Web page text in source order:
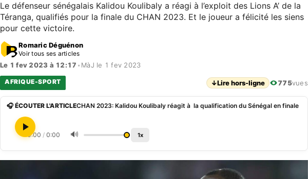
Le défenseur sénégalais Kalidou Koulibaly a réagi à l’exploit des Lions A’ de la
Téranga, qualifiés pour la finale du CHAN 2023. Et le joueur a félicité les siens
pour cette victoire.
Romaric Déguénon
Voir tous ses articles
Le 1 fev 2023 à 12:17 • MàJ le 1 fev 2023
AFRIQUE-SPORT ↓Lire hors-ligne 775vues
🎧 ÉCOUTER L'ARTICLECHAN 2023: Kalidou Koulibaly réagit à la qualification du Sénégal en finale
0:00 / 0:00 🔊 1x